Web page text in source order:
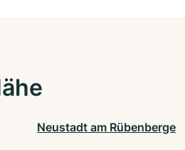
Neustadt am Rübenberge